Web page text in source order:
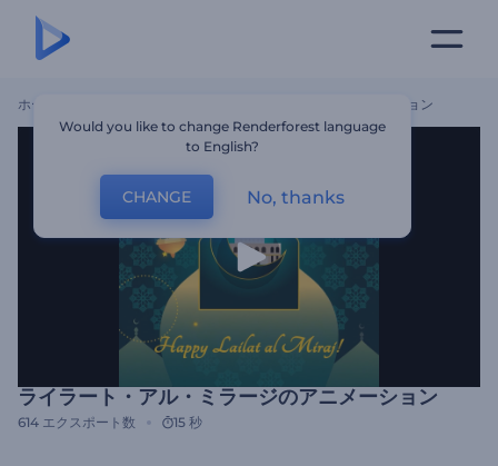
ホーム ライラート・アル・ミラージのアニメーション
ライラート・アル・ミラージのアニメーション
614 エクスポート数 15 秒
Would you like to change Renderforest language
to English?
CHANGE No, thanks